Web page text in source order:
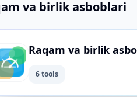
va birlik asboblari
Raqam va birlik
6 tools